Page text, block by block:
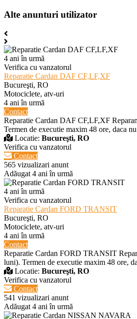
Alte anunturi utilizator
4 ani în urmă
Verifica cu vanzatorul
Reparatie Cardan DAF CF,LF,XF
Bucureşti, RO
Motociclete, atv-uri
4 ani în urmă
Contact
Reparatie Cardan DAF CF,LF,XF
Termen de executie maxim 48 ore, daca
Locatie: Bucureşti, RO
Verifica cu vanzatorul
Contact
565 vizualizari anunt
Adăugat 4 ani în urmă
4 ani în urmă
Verifica cu vanzatorul
Reparatie Cardan FORD TRANSIT
Bucureşti, RO
Motociclete, atv-uri
4 ani în urmă
Contact
Reparatie Cardan FORD TRANSIT
luni). Termen de executie maxim 48 ore,
Locatie: Bucureşti, RO
Verifica cu vanzatorul
Contact
541 vizualizari anunt
Adăugat 4 ani în urmă